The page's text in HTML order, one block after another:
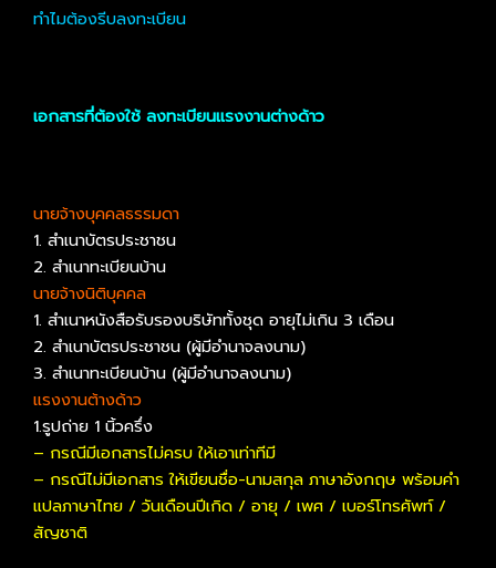
ทำไมต้องรีบลงทะเบียน
เอกสารที่ต้องใช้ ลงทะเบียนแรงงานต่างด้าว
นายจ้างบุคคลธรรมดา
1. สำเนาบัตรประชาชน
2. สำเนาทะเบียนบ้าน
นายจ้างนิติบุคคล
1. สำเนาหนังสือรับรองบริษัททั้งชุด อายุไม่เกิน 3 เดือน
2. สำเนาบัตรประชาชน (ผู้มีอำนาจลงนาม)
3. สำเนาทะเบียนบ้าน (ผู้มีอำนาจลงนาม)
แรงงานต้างด้าว
1.รูปถ่าย 1 นิ้วครึ่ง
– กรณีมีเอกสารไม่ครบ ให้เอาเท่าทีมี
– กรณีไม่มีเอกสาร ให้เขียนชื่อ-นามสกุล ภาษาอังกฤษ พร้อมคำ
แปลภาษาไทย / วันเดือนปีเกิด / อายุ / เพศ / เบอร์โทรศัพท์ /
สัญชาติ